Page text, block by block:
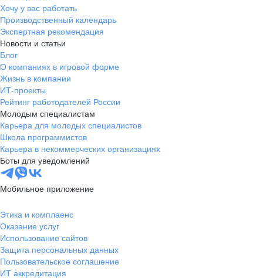
Хочу у вас работать
Производственный календарь
Экспертная рекомендация
Новости и статьи
Блог
О компаниях в игровой форме
Жизнь в компании
ИТ-проекты
Рейтинг работодателей России
Молодым специалистам
Карьера для молодых специалистов
Школа программистов
Карьера в некоммерческих организациях
Боты для уведомлений
Мобильное приложение
Этика и комплаенс
Оказание услуг
Использование сайтов
Защита персональных данных
Пользовательское соглашение
ИТ аккредитация